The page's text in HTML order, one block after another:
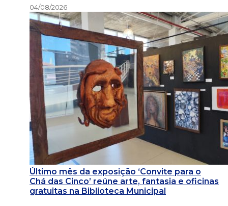
04/08/2026
Último mês da exposição ‘Convite para o
Chá das Cinco’ reúne arte, fantasia e oficinas
gratuitas na Biblioteca Municipal